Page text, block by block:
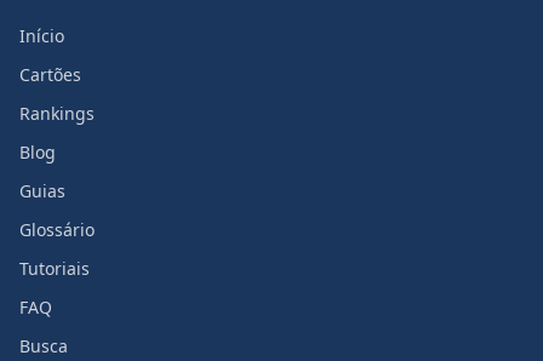
Início
Cartões
Rankings
Blog
Guias
Glossário
Tutoriais
FAQ
Busca